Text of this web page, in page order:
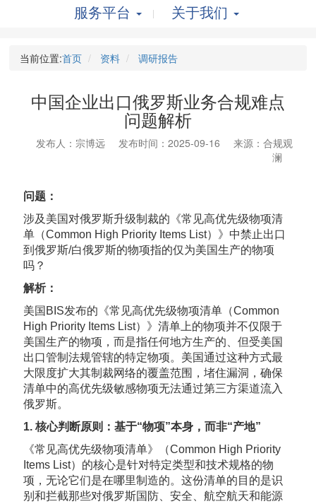
服务平台
关于我们
当前位置:首页 资料 调研报告
中国企业出口俄罗斯业务合规难点
问题解析
发布人：宗博远 发布时间：2025-09-16
来源：合规观
澜
问题：
涉及美国对俄罗斯升级制裁的《常见高优先级物项清
单（Common High Priority Items List）》中禁止出口
到俄罗斯/白俄罗斯的物项指的仅为美国生产的物项
吗？
解析：
美国BIS发布的《常见高优先级物项清单（Common
High Priority Items List）》清单上的物项并不仅限于
美国生产的物项，而是指任何地方生产的、但受美国
出口管制法规管辖的特定物项。美国通过这种方式最
大限度扩大其制裁网络的覆盖范围，堵住漏洞，确保
清单中的高优先级敏感物项无法通过第三方渠道流入
俄罗斯。
1. 核心判断原则：基于“物项”本身，而非“产地”
《常见高优先级物项清单》（Common High Priority
Items List）的核心是针对特定类型和技术规格的物
项，无论它们是在哪里制造的。这份清单的目的是识
别和拦截那些对俄罗斯国防、安全、航空航天和能源